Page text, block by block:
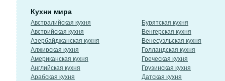
Кухни мира
Австралийская кухня
Австрийская кухня
Азербайджанская кухня
Алжирская кухня
Американская кухня
Английская кухня
Арабская кухня
Бурятская кухня
Венгерская кухня
Венесуэльская кухня
Голландская кухня
Греческая кухня
Грузинская кухня
Датская кухня